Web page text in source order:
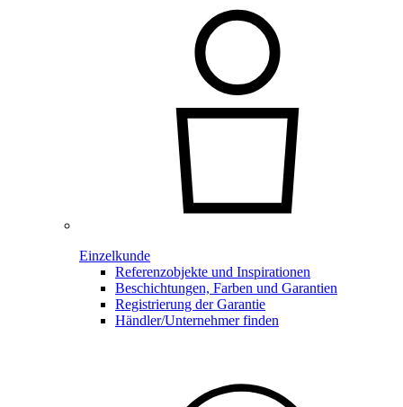
Einzelkunde
Referenzobjekte und Inspirationen
Beschichtungen, Farben und Garantien
Registrierung der Garantie
Händler/Unternehmer finden